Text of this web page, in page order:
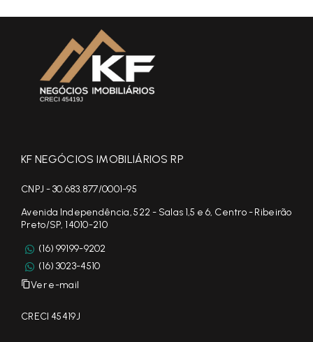
KF NEGÓCIOS IMOBILIÁRIOS RP
CNPJ - 30.683.877/0001-95
Avenida Independência, 522 - Salas 1,5 e 6, Centro - Ribeirão
Preto/SP, 14010-210
(16) 99199-9202
(16) 3023-4510
Ver e-mail
CRECI 45419J